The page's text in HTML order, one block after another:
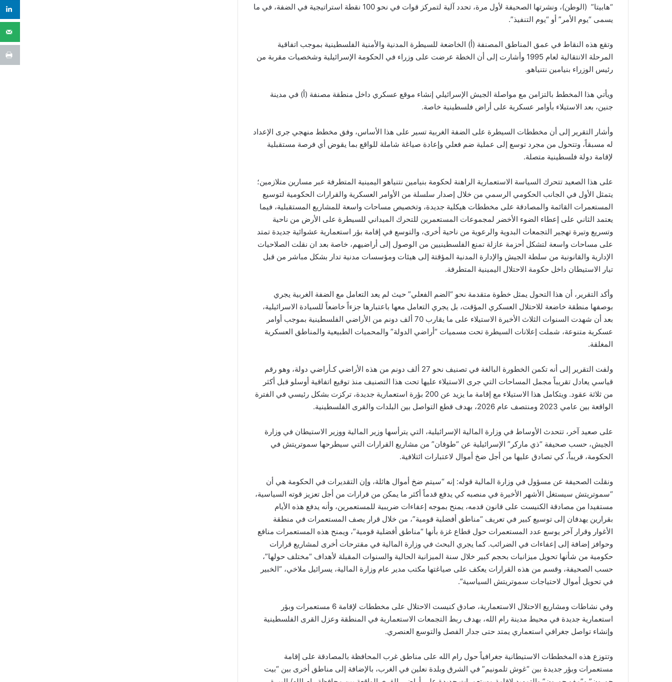
“هابيتا” (الوطن)، ونشرتها الصحيفة لأول مرة، تحدد آلية لتمركز قوات في نحو 100 نقطة استراتيجية في الضفة، في ما
يسمى “يوم الأمر” أو “يوم التنفيذ”.
وتقع هذه النقاط في عمق المناطق المصنفة (أ) الخاضعة للسيطرة المدنية والأمنية الفلسطينية بموجب اتفاقية
المرحلة الانتقالية لعام 1995 وأشارت إلى أن الخطة عرضت على وزراء في الحكومة الإسرائيلية وشخصيات مقربة من
رئيس الوزراء بنيامين نتنياهو.
ويأتي هذا المخطط بالتزامن مع مواصلة الجيش الإسرائيلي إنشاء موقع عسكري داخل منطقة مصنفة (أ) في مدينة
جنين، بعد الاستيلاء بأوامر عسكرية على أراض فلسطينية خاصة.
وأشار التقرير إلى أن مخططات السيطرة على الضفة الغربية تسير على هذا الأساس، وفق مخطط منهجي جرى الإعداد
له مسبقاً، وتتحول من مجرد توسع إلى عملية ضم فعلي وإعادة صياغة شاملة للواقع بما يقوض أي فرصة مستقبلية
لإقامة دولة فلسطينية متصلة.
على هذا الصعيد تتحرك السياسة الاستعمارية الراهنة لحكومة بنيامين نتنياهو اليمينية المتطرفة عبر مسارين متلازمين؛
يتمثل الأول في الجانب الحكومي الرسمي من خلال إصدار سلسلة من الأوامر العسكرية والقرارات الحكومية لتوسيع
المستعمرات القائمة والمصادقة على مخططات هيكلية جديدة، وتخصيص مساحات واسعة للمشاريع المستقبلية، فيما
يعتمد الثاني على إعطاء الضوء الأخضر لمجموعات المستعمرين للتحرك الميداني للسيطرة على الأرض من ناحية
وتسريع وتيرة تهجير التجمعات البدوية والرعوية من ناحية أخرى، والتوسع في إقامة بؤر استعمارية عشوائية جديدة تمتد
على مساحات واسعة لتشكل أحزمة عازلة تمنع الفلسطينيين من الوصول إلى أراضيهم، خاصة بعد ان نقلت الصلاحيات
الإدارية والقانونية من سلطة الجيش والإدارة المدنية المؤقتة إلى هيئات ومؤسسات مدنية تدار بشكل مباشر من قبل
تيار الاستيطان داخل حكومة الاحتلال اليمينية المتطرفة.
وأكد التقرير، أن هذا التحول يمثل خطوة متقدمة نحو “الضم الفعلي” حيث لم يعد التعامل مع الضفة الغربية يجري
بوصفها منطقة خاضعة للاحتلال العسكري المؤقت، بل يجري التعامل معها باعتبارها جزءاً خاضعاً للسيادة الاسرائيلية،
بعد أن شهدت السنوات الثلاث الأخيرة الاستيلاء على ما يقارب 70 ألف دونم من الأراضي الفلسطينية بموجب أوامر
عسكرية متنوعة، شملت إعلانات السيطرة تحت مسميات “أراضي الدولة” والمحميات الطبيعية والمناطق العسكرية
المغلقة.
ولفت التقرير إلى أنه تكمن الخطورة البالغة في تصنيف نحو 27 ألف دونم من هذه الأراضي كـأراضي دولة، وهو رقم
قياسي يعادل تقريباً مجمل المساحات التي جرى الاستيلاء عليها تحت هذا التصنيف منذ توقيع اتفاقية أوسلو قبل أكثر
من ثلاثة عقود.
ويتكامل هذا الاستيلاء مع إقامة ما يزيد عن 200 بؤرة استعمارية جديدة، تركزت بشكل رئيسي في الفترة
الواقعة بين عامي 2023 ومنتصف عام 2026، بهدف قطع التواصل بين البلدات والقرى الفلسطينية
.
على صعيد آخر، تتحدث الأوساط في وزارة المالية الإسرائيلية، التي يترأسها وزير المالية ووزير الاستيطان في وزارة
الجيش، حسب صحيفة “ذي ماركر” الإسرائيلية عن “طوفان” من مشاريع القرارات التي سيطرحها سموتريتش في
الحكومة، قريباً، كي تصادق عليها من أجل ضخ أموال لاعتبارات ائتلافية.
ونقلت الصحيفة عن مسؤول في وزارة المالية قوله: إنه “سيتم ضخ أموال هائلة، وإن التقديرات في الحكومة هي أن
“سموتريتش سيستغل الأشهر الأخيرة في منصبه كي يدفع قدماً أكثر ما يمكن من قرارات من أجل تعزيز قوته السياسية،
مستفيدا من مصادقة الكنيست على قانون قدمه، يمنح بموجه إعفاءات ضريبية للمستعمرين، وأنه يدفع هذه الأيام
بقرارين يهدفان إلى توسيع كبير في تعريف “مناطق أفضلية قومية”، من خلال قرار يصف المستعمرات في منطقة
الأغوار وقرار آخر يوسع عدد المستعمرات حول قطاع غزة بأنها “مناطق أفضلية قومية”، ويمنح هذه المستعمرات منافع
وحوافز إضافة إلى إعفاءات في الضرائب. كما يجري البحث في وزارة المالية في مقترحات أخرى لمشاريع قرارات
حكومية من شأنها تحويل ميزانيات بحجم كبير خلال سنة الميزانية الحالية والسنوات المقبلة لأهداف “مختلف حولها”،
حسب الصحيفة، وقسم من هذه القرارات يعكف على صياغتها مكتب مدير عام وزارة المالية، يسرائيل ملاخي، “الخبير
في تحويل أموال لاحتياجات سموتريتش السياسية”.
وفي نشاطات ومشاريع الاحتلال الاستعمارية، صادق كنيست الاحتلال على مخططات لإقامة 6 مستعمرات وبؤر
استعمارية جديدة في محيط مدينة رام الله، بهدف ربط التجمعات الاستعمارية في المنطقة وعزل القرى الفلسطينية
وإنشاء تواصل جغرافي استعماري يمتد حتى جدار الفصل والتوسع العنصري.
وتتوزع هذه المخططات الاستيطانية جغرافياً حول رام الله على مناطق غرب المحافظة بالمصادقة على إقامة
مستعمرات وبؤر جديدة بين “غوش تلمونيم” في الشرق وبلدة نعلين في الغرب، بالإضافة إلى مناطق أخرى بين “بيت